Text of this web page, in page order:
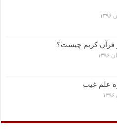
قرآن کریم چیست؟
علم غیب